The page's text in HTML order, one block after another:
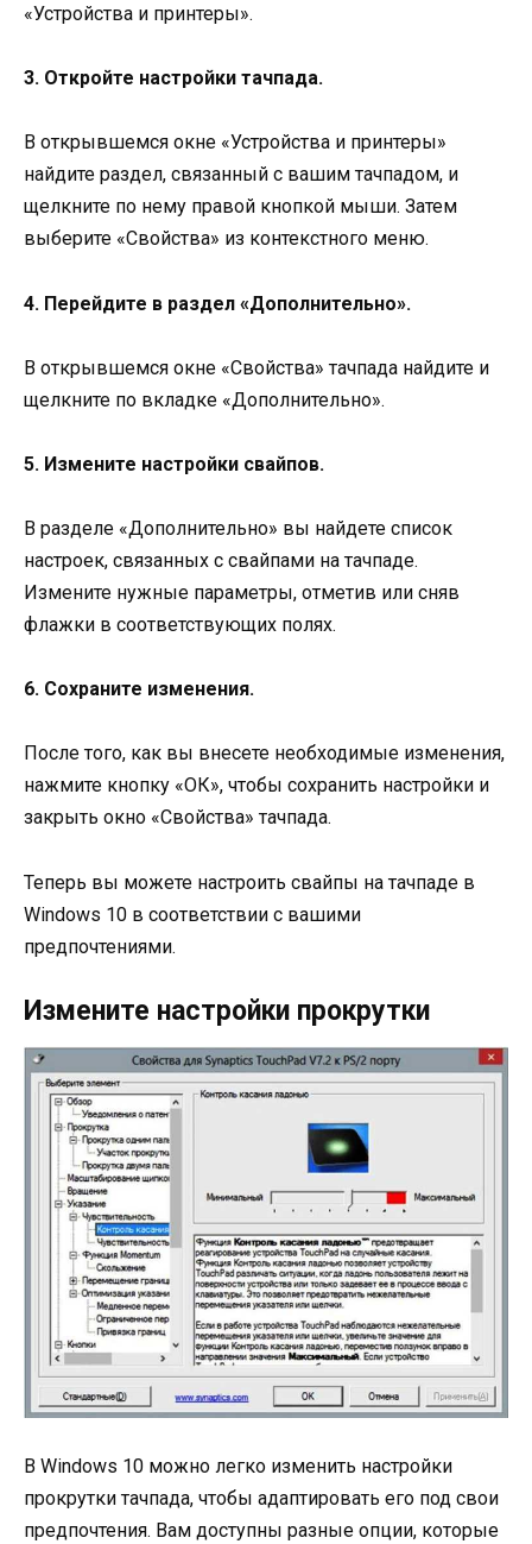
«Устройства и принтеры».
3. Откройте настройки тачпада.
В открывшемся окне «Устройства и принтеры»
найдите раздел, связанный с вашим тачпадом, и
щелкните по нему правой кнопкой мыши. Затем
выберите «Свойства» из контекстного меню.
4. Перейдите в раздел «Дополнительно».
В открывшемся окне «Свойства» тачпада найдите и
щелкните по вкладке «Дополнительно».
5. Измените настройки свайпов.
В разделе «Дополнительно» вы найдете список
настроек, связанных с свайпами на тачпаде.
Измените нужные параметры, отметив или сняв
флажки в соответствующих полях.
6. Сохраните изменения.
После того, как вы внесете необходимые изменения,
нажмите кнопку «ОК», чтобы сохранить настройки и
закрыть окно «Свойства» тачпада.
Теперь вы можете настроить свайпы на тачпаде в
Windows 10 в соответствии с вашими
предпочтениями.
Измените настройки прокрутки
В Windows 10 можно легко изменить настройки
прокрутки тачпада, чтобы адаптировать его под свои
предпочтения. Вам доступны разные опции, которые